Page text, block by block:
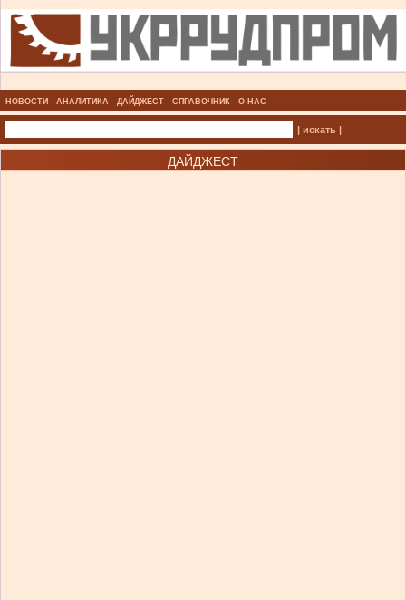
НОВОСТИ АНАЛИТИКА ДАЙДЖЕСТ СПРАВОЧНИК О НАС
| искать |
ДАЙДЖЕСТ